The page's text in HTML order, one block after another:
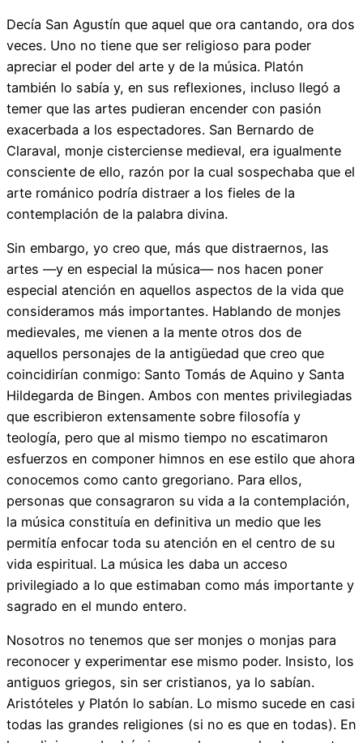
Decía San Agustín que aquel que ora cantando, ora dos
veces. Uno no tiene que ser religioso para poder
apreciar el poder del arte y de la música. Platón
también lo sabía y, en sus reflexiones, incluso llegó a
temer que las artes pudieran encender con pasión
exacerbada a los espectadores. San Bernardo de
Claraval, monje cisterciense medieval, era igualmente
consciente de ello, razón por la cual sospechaba que el
arte románico podría distraer a los fieles de la
contemplación de la palabra divina.
Sin embargo, yo creo que, más que distraernos, las
artes —y en especial la música— nos hacen poner
especial atención en aquellos aspectos de la vida que
consideramos más importantes. Hablando de monjes
medievales, me vienen a la mente otros dos de
aquellos personajes de la antigüedad que creo que
coincidirían conmigo: Santo Tomás de Aquino y Santa
Hildegarda de Bingen. Ambos con mentes privilegiadas
que escribieron extensamente sobre filosofía y
teología, pero que al mismo tiempo no escatimaron
esfuerzos en componer himnos en ese estilo que ahora
conocemos como canto gregoriano. Para ellos,
personas que consagraron su vida a la contemplación,
la música constituía en definitiva un medio que les
permitía enfocar toda su atención en el centro de su
vida espiritual. La música les daba un acceso
privilegiado a lo que estimaban como más importante y
sagrado en el mundo entero.
Nosotros no tenemos que ser monjes o monjas para
reconocer y experimentar ese mismo poder. Insisto, los
antiguos griegos, sin ser cristianos, ya lo sabían.
Aristóteles y Platón lo sabían. Lo mismo sucede en casi
todas las grandes religiones (si no es que en todas). En